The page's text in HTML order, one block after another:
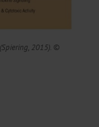
2015). ©